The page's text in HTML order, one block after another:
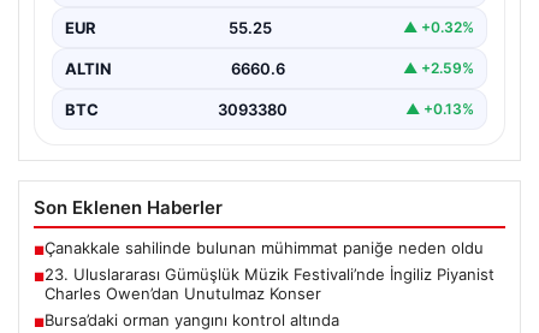
sanatseverleri büyülemeye…
EUR 55.25 ▲ +0.32%
ALTIN 6660.6 ▲ +2.59%
BTC 3093380 ▲ +0.13%
Son Eklenen Haberler
■Çanakkale sahilinde bulunan mühimmat paniğe neden oldu
■23. Uluslararası Gümüşlük Müzik Festivali’nde İngiliz Piyanist
Charles Owen’dan Unutulmaz Konser
■Bursa’daki orman yangını kontrol altında